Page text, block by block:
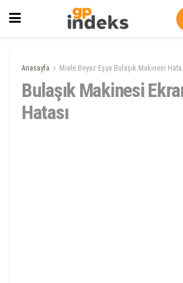
Anasayfa Miele Beyaz Eşya Bulaşık Makinesi Hata
Bulaşık Makinesi
Hatası